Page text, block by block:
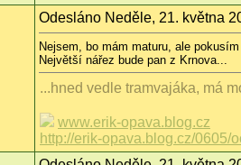
Odesláno Neděle, 21. května
Nejsem, bo mám maturu, ale
Největší nářez bude pan z Krnova...
...hned vedle tramvajáka, má
www.erik-opava.blog.cz
http://erik-opava.blog.cz/0605/